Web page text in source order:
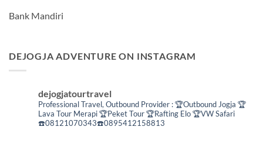
Bank Mandiri
DEJOGJA ADVENTURE ON INSTAGRAM
dejogjatourtravel
Professional Travel, Outbound Provider :🏆Outbound Jogja 🏆
Lava Tour Merapi🏆Peket Tour🏆Rafting Elo🏆VW Safari
☎️08121070343☎️0895412158813